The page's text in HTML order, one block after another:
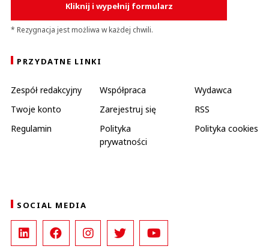
Kliknij i wypełnij formularz
* Rezygnacja jest możliwa w każdej chwili.
PRZYDATNE LINKI
Zespół redakcyjny Współpraca
Wydawca
Twoje konto
Zarejestruj się
RSS
Regulamin
Polityka
prywatności
Polityka cookies
SOCIAL MEDIA